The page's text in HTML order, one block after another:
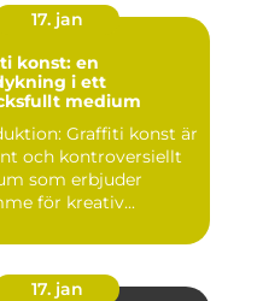
17. jan
konst: en
i ett
medium
Graffiti konst är
och kontroversiellt
som erbjuder
för kreativ...
17. jan